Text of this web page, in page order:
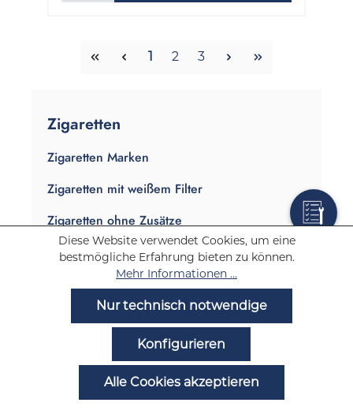
Zigaretten
Zigaretten Marken
Zigaretten mit weißem Filter
Zigaretten ohne Zusätze
Zigaretten ohne Filter
Slim Zigaretten
Lange Zigaretten
Starke Zigaretten
Leichte Zigaretten
Seite
1 Seite
2 Seite
3
Diese Website verwendet Cookies, um eine
bestmögliche Erfahrung bieten zu können.
Mehr Informationen ...
Nur technisch notwendige
Konfigurieren
Alle Cookies akzeptieren